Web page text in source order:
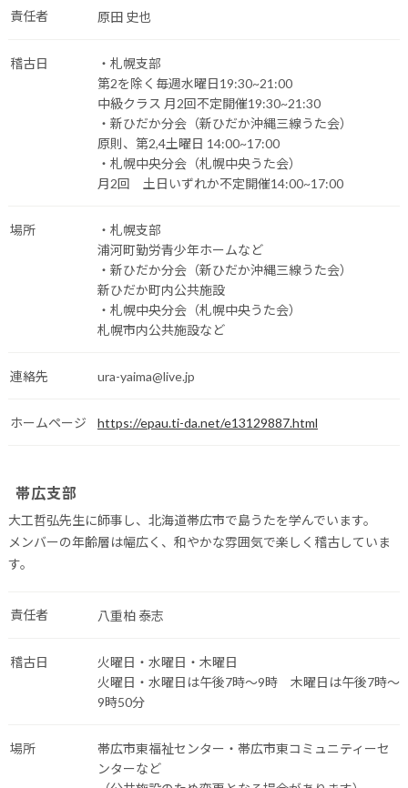
責任者 原田 史也
稽古日
・札幌支部
第2を除く毎週水曜日19:30~21:00
中級クラス 月2回不定開催19:30~21:30
・新ひだか分会（新ひだか沖縄三線うた会）
原則、第2,4土曜日 14:00~17:00
・札幌中央分会（札幌中央うた会）
月2回 土日いずれか不定開催14:00~17:00
場所
・札幌支部
浦河町勤労青少年ホームなど
・新ひだか分会（新ひだか沖縄三線うた会）
新ひだか町内公共施設
・札幌中央分会（札幌中央うた会）
札幌市内公共施設など
連絡先 ura-yaima@live.jp
ホームページ https://epau.ti-da.net/e13129887.html
帯広支部
大工哲弘先生に師事し、北海道帯広市で島うたを学んでいます。
メンバーの年齢層は幅広く、和やかな雰囲気で楽しく稽古していま
す。
責任者 八重柏 泰志
稽古日
火曜日・水曜日・木曜日
火曜日・水曜日は午後7時～9時 木曜日は午後7時～
9時50分
場所
帯広市東福祉センター・帯広市東コミュニティーセ
ンターなど